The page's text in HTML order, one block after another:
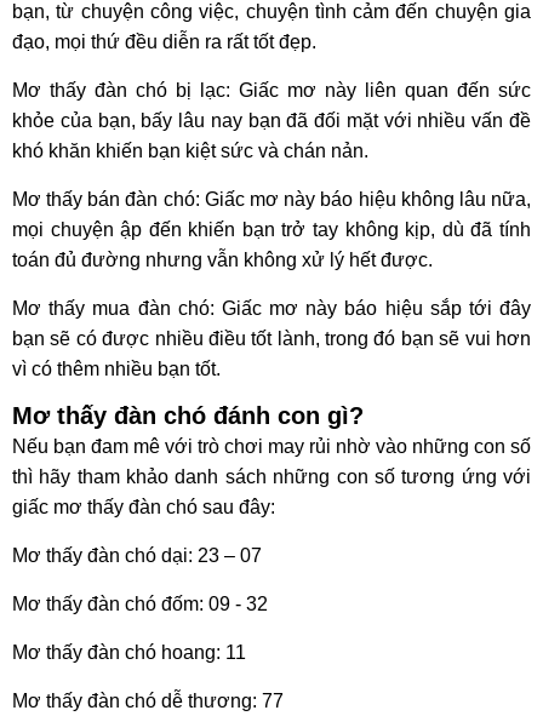
bạn, từ chuyện công việc, chuyện tình cảm đến chuyện gia
đạo, mọi thứ đều diễn ra rất tốt đẹp.
Mơ thấy đàn chó bị lạc: Giấc mơ này liên quan đến sức
khỏe của bạn, bấy lâu nay bạn đã đối mặt với nhiều vấn đề
khó khăn khiến bạn kiệt sức và chán nản.
Mơ thấy bán đàn chó: Giấc mơ này báo hiệu không lâu nữa,
mọi chuyện ập đến khiến bạn trở tay không kịp, dù đã tính
toán đủ đường nhưng vẫn không xử lý hết được.
Mơ thấy mua đàn chó: Giấc mơ này báo hiệu sắp tới đây
bạn sẽ có được nhiều điều tốt lành, trong đó bạn sẽ vui hơn
vì có thêm nhiều bạn tốt.
Mơ thấy đàn chó đánh con gì?
Nếu bạn đam mê với trò chơi may rủi nhờ vào những con số
thì hãy tham khảo danh sách những con số tương ứng với
giấc mơ thấy đàn chó sau đây:
Mơ thấy đàn chó dại: 23 – 07
Mơ thấy đàn chó đốm: 09 - 32
Mơ thấy đàn chó hoang: 11
Mơ thấy đàn chó dễ thương: 77